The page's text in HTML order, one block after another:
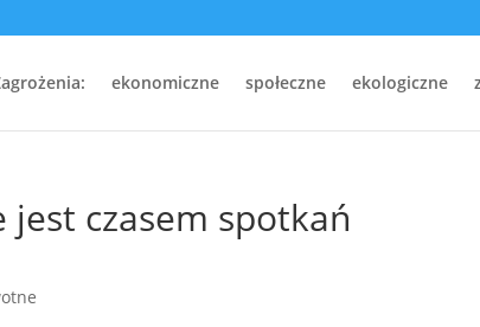
ekonomiczne społeczne ekologiczne
jest czasem spotkań